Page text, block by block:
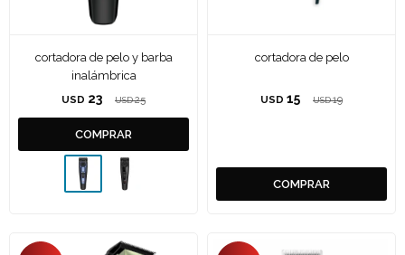
cortadora de pelo y barba
inalámbrica
USD 23 USD 25
cortadora de pelo
USD 15 USD 19